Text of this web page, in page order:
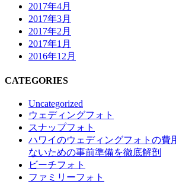
2017年4月
2017年3月
2017年2月
2017年1月
2016年12月
CATEGORIES
Uncategorized
ウェディングフォト
スナップフォト
ハワイのウェディングフォトの費
ないための事前準備を徹底解剖
ビーチフォト
ファミリーフォト